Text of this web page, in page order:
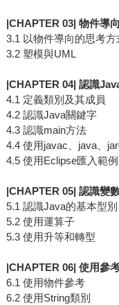
|CHAPTER 03| 物件導
3.1 以物件導向的思考
3.2 塑模與UML
|CHAPTER 04| 認識
4.1 定義類別及其成員
4.2 認識Java關鍵字
4.3 認識main方法
4.4 使用javac、java、
4.5 使用Eclipse匯入範
|CHAPTER 05| 認識變
5.1 認識Java的基本型
5.2 使用運算子
5.3 使用升等和轉型
|CHAPTER 06| 使用參
6.1 使用物件參考
6.2 使用String類別